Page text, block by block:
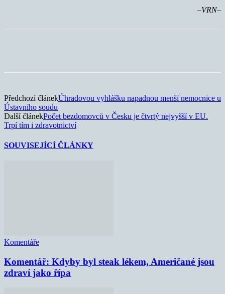
–VRN–
Předchozí článekÚhradovou vyhlášku napadnou menší nemocnice u
Ústavního soudu
Další článekPočet bezdomovců v Česku je čtvrtý nejvyšší v EU.
Trpí tím i zdravotnictví
SOUVISEJÍCÍ ČLÁNKY
Komentáře
Komentář: Kdyby byl steak lékem, Američané jsou
zdraví jako řípa